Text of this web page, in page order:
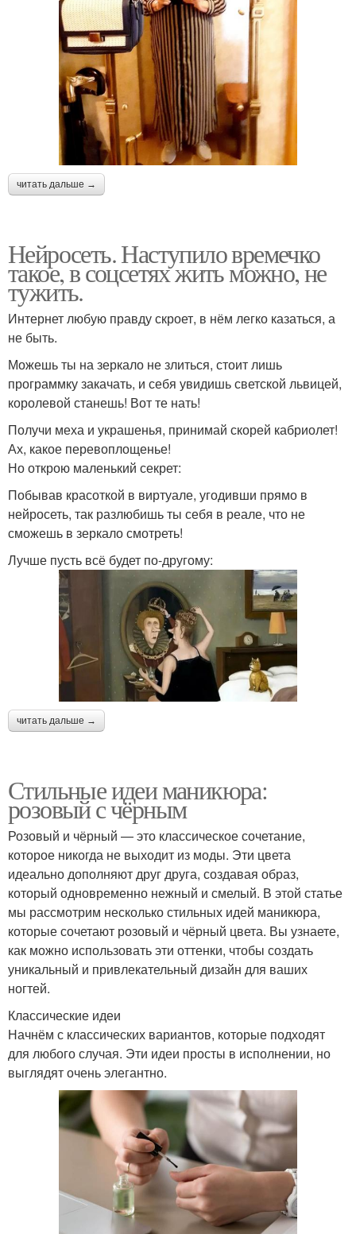
читать дальше →
Нейросеть. Наступило времечко
такое, в соцсетях жить можно, не
тужить.
Интернет любую правду скроет, в нём легко казаться, а
не быть.
Можешь ты на зеркало не злиться, стоит лишь
программку закачать, и себя увидишь светской львицей,
королевой станешь! Вот те нать!
Получи меха и украшенья, принимай скорей кабриолет!
Ах, какое перевоплощенье!
Но открою маленький секрет:
Побывав красоткой в виртуале, угодивши прямо в
нейросеть, так разлюбишь ты себя в реале, что не
сможешь в зеркало смотреть!
Лучше пусть всё будет по-другому:
читать дальше →
Стильные идеи маникюра:
розовый с чёрным
Розовый и чёрный — это классическое сочетание,
которое никогда не выходит из моды. Эти цвета
идеально дополняют друг друга, создавая образ,
который одновременно нежный и смелый. В этой статье
мы рассмотрим несколько стильных идей маникюра,
которые сочетают розовый и чёрный цвета. Вы узнаете,
как можно использовать эти оттенки, чтобы создать
уникальный и привлекательный дизайн для ваших
ногтей.
Классические идеи
Начнём с классических вариантов, которые подходят
для любого случая. Эти идеи просты в исполнении, но
выглядят очень элегантно.